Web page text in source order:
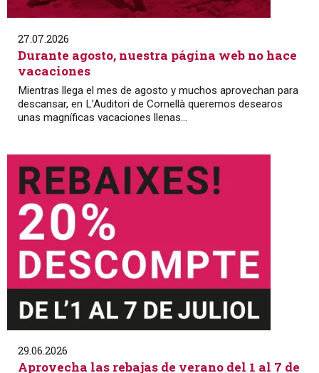
27.07.2026
Durante agosto, nuestra página web no hace
vacaciones
Mientras llega el mes de agosto y muchos aprovechan para
descansar, en L’Auditori de Cornellà queremos desearos
unas magníficas vacaciones llenas...
29.06.2026
Aprovecha las rebajas de verano del 1 al 7 de